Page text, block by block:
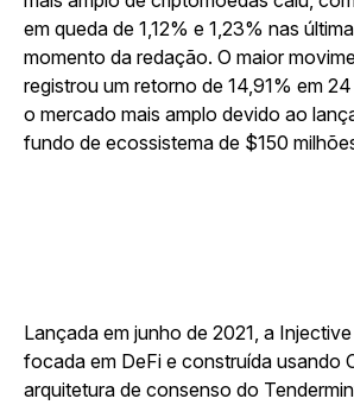
em queda de 1,12% e 1,23% nas
momento da redação. O maior
registrou um retorno de 14,91% em
o mercado mais amplo devido ao
fundo de ecossistema de $150
Lançada em junho de 2021, a
focada em DeFi e construída usando
arquitetura de consenso do